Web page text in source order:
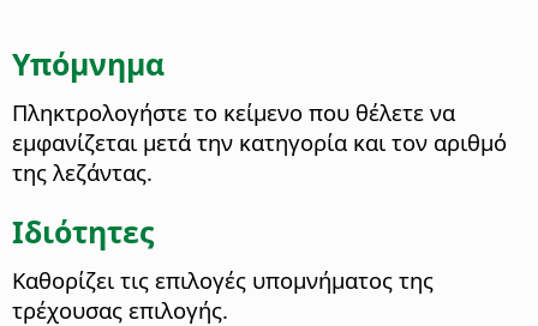
Υπόμνημα
Πληκτρολογήστε το κείμενο που θέλετε να
εμφανίζεται μετά την κατηγορία και τον αριθμό
της λεζάντας.
Ιδιότητες
Καθορίζει τις επιλογές υπομνήματος της
τρέχουσας επιλογής.